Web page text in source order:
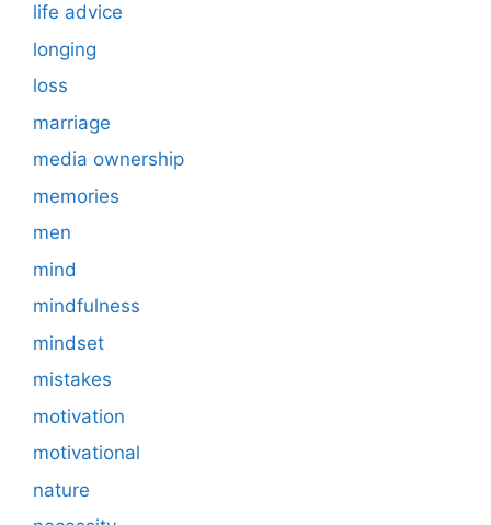
life advice
longing
loss
marriage
media ownership
memories
men
mind
mindfulness
mindset
mistakes
motivation
motivational
nature